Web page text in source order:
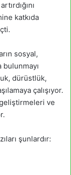
katkıda
sosyal,
dürüstlük,
çalışıyor.
ve
şunlardır: